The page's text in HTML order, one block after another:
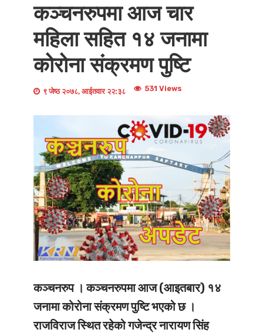
कञ्चनरुपमा आज चार
महिला सहित १४ जनामा
कोरोना संक्रमण पुष्टि
९ जेष्ठ २०७८, आईतवार २२:३८ 531 Views
कञ्चनरुप । कञ्चनरुपमा आज (आइतबार) १४
जनामा कोरोना संक्रमण पुष्टि भएको छ ।
राजविराज स्थित रहेको गजेन्द्र नारायण सिंह